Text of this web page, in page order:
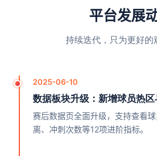
平台发展
持续迭代，只为更好的
2025-06-10
数据板块升级：新增球员热
赛后数据页全面升级，支持查看
离、冲刺次数等12项进阶指标。